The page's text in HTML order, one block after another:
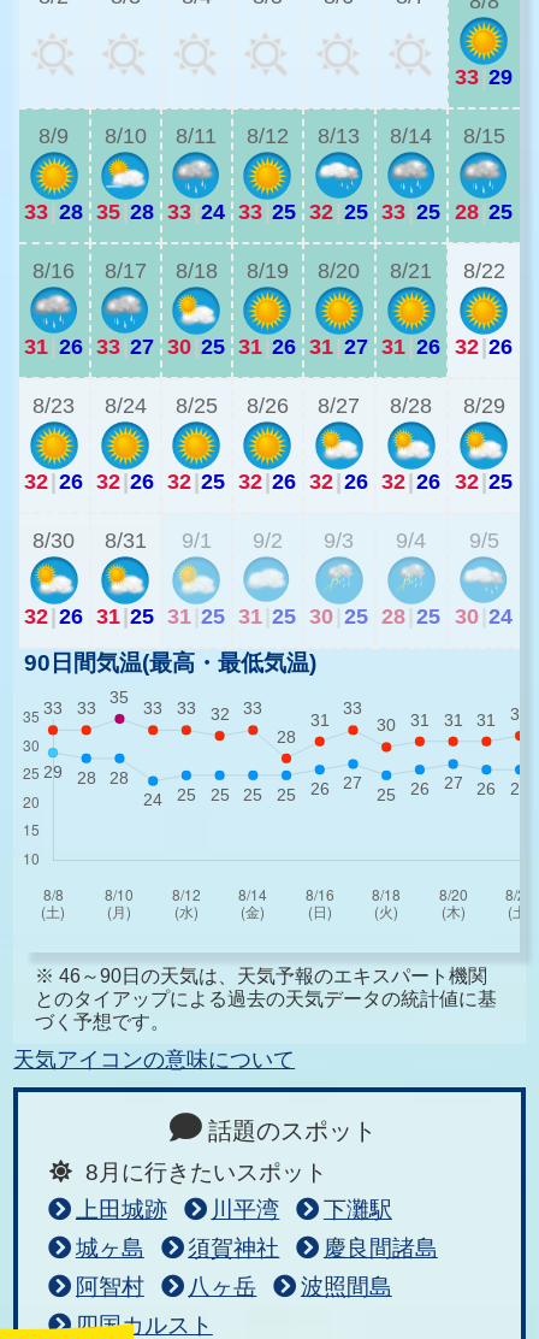
33|29
8/9
33|28
8/10
35|28
8/11
33|24
8/12
33|25
8/13
32|25
8/14
33|25
8/15
28|25
8/16
31|26
8/17
33|27
8/18
30|25
8/19
31|26
8/20
31|27
8/21
31|26
8/22
32|26
8/23
32|26
8/24
32|26
8/25
32|25
8/26
32|26
8/27
32|26
8/28
32|26
8/29
32|25
8/30
32|26
8/31
31|25
9/1
31 25
9/2
31 25
9/3
30 25
9/4
28 25
9/5
30 24
90日間気温(最高・最低気温)
※ 46～90日の天気は、天気予報のエキスパート機関
とのタイアップによる過去の天気データの統計値に基
づく予想です。
天気アイコンの意味について
話題のスポット
8月に行きたいスポット
上田城跡
川平湾
下灘駅
城ヶ島
須賀神社
慶良間諸島
阿智村
八ヶ岳
波照間島
四国カルスト